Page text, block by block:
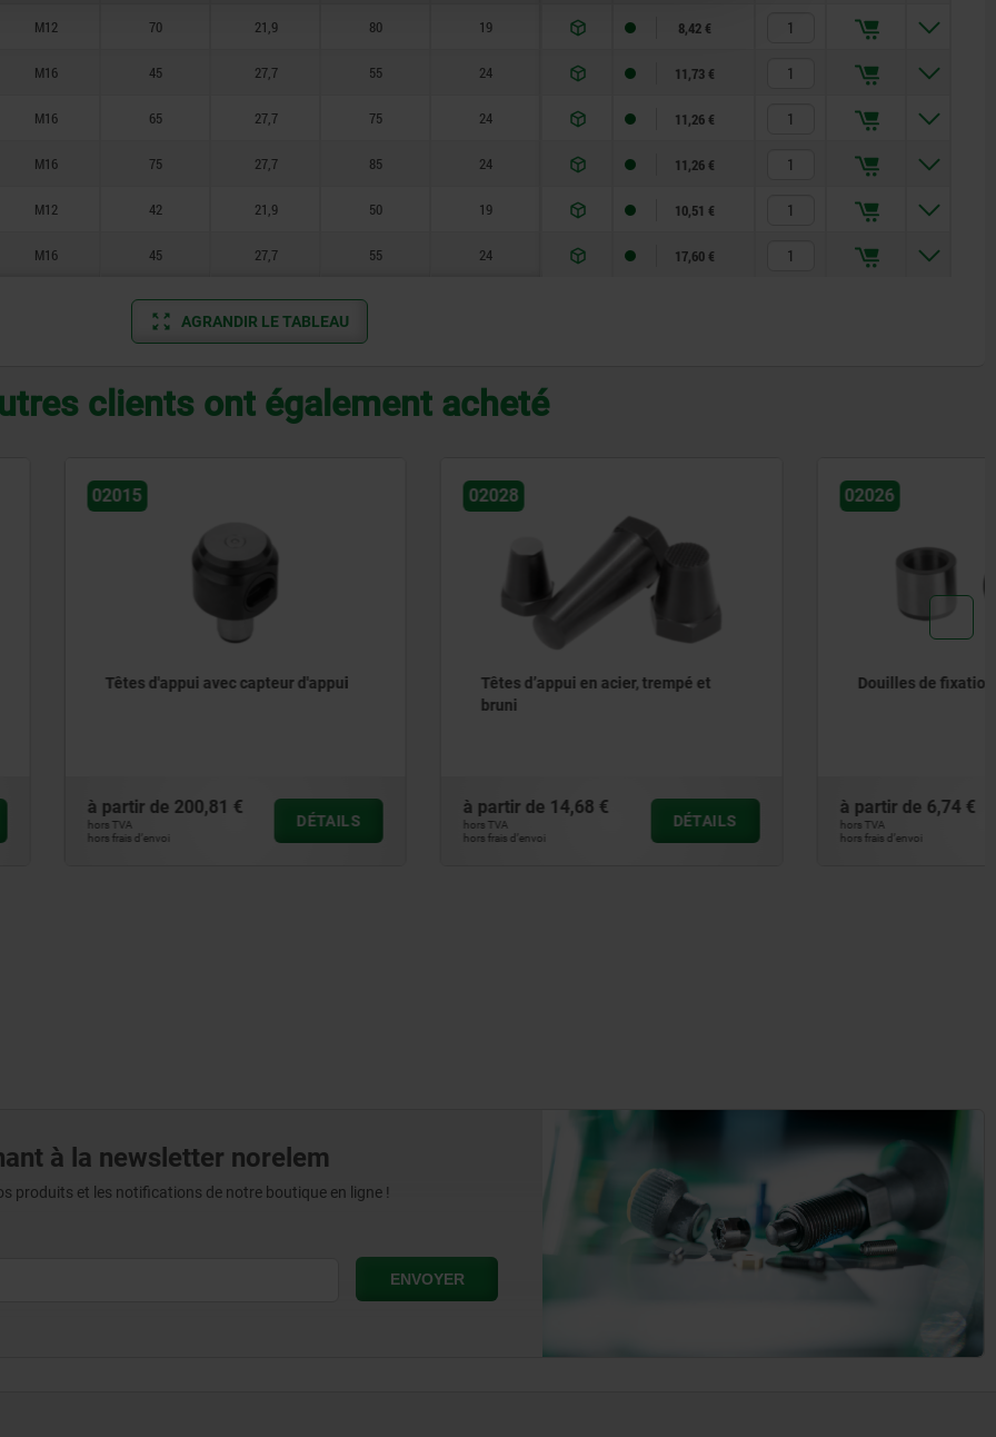
M12 70 21,9 80 19 8,42 €
M16 45 27,7 55 24 11,73 €
M16 65 27,7 75 24 11,26 €
M16 75 27,7 85 24 11,26 €
M12 42 21,9 50 19 10,51 €
M16 45 27,7 55 24 17,60 €
AGRANDIR LE TABLEAU
clients ont également acheté
avec capteur d'appui
200,81 €
DÉTAILS
Têtes d’appui en acier, trempé et
à partir de 14,68 €
hors TVA
DÉTAILS
Douilles de fixation pour cimblot
à partir de 6,74 €
hors TVA
DÉTAILS
à la newsletter norelem
produits et les notifications de notre boutique en ligne !